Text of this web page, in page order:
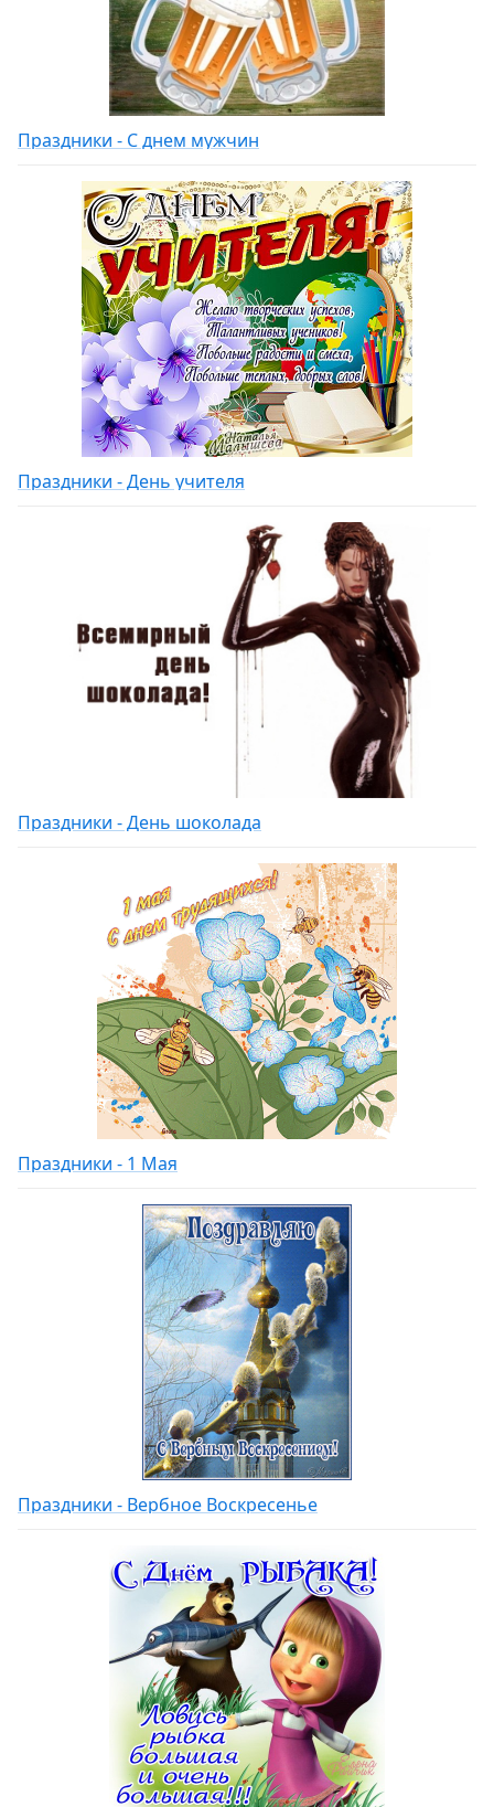
Праздники - С днем мужчин
Праздники - День учителя
Праздники - День шоколада
Праздники - 1 Мая
Праздники - Вербное Воскресенье